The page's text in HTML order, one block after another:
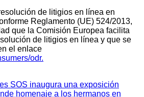
de litigios en línea en
Reglamento (UE) 524/2013,
que la Comisión Europea facilita
de litigios en línea y que se
el enlace
odr.